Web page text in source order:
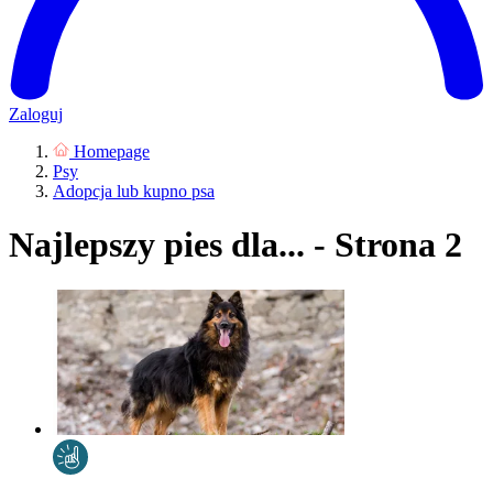
Zaloguj
Homepage
Psy
Adopcja lub kupno psa
Najlepszy pies dla... - Strona 2